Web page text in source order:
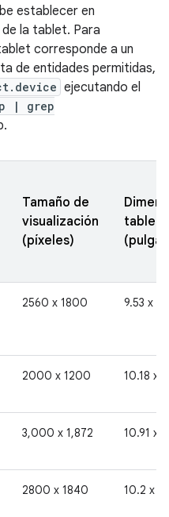
establecer en
la tablet. Para
corresponde a un
de entidades permitidas,
ejecutando el
| grep
Tamaño de
visualización
(píxeles)
tablet
2560 x 1800 9.53 x
2000 x 1200 10.18 x
3,000 x 1,872 10.91 x
2800 x 1840 10.2 x